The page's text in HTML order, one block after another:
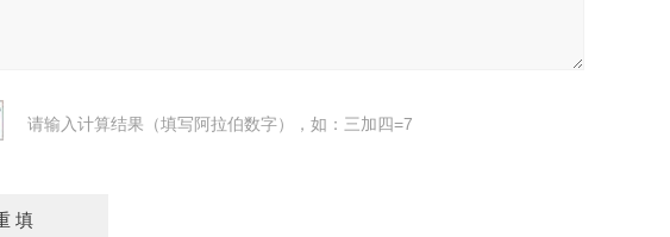
请输入计算结果（填写阿拉伯数字），如：三加四=7